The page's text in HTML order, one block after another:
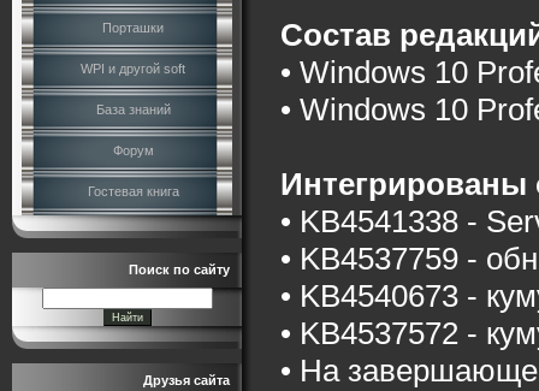
Порташки
WPI и другой soft
База знаний
Форум
Гостевая книга
Поиск по сайту
Друзья сайта
Состав
• Windows 10
• Windows 10
• KB4541338 -
• KB4537759 -
• KB4540673 -
• KB4537572 -
• На